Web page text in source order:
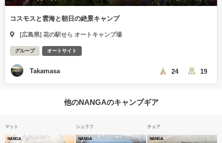
コスモスと雲海と朝日の絶景キャンプ
[広島県] 花の駅せら オートキャンプ場
グループ オートサイト
Takamasa 24 19
他のNANGAのキャンプギア
マット
NANGA
シュラフ
NANGA
チェア
NANGA